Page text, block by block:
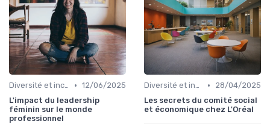
Diversité et inclusion • 12/06/2025
L'impact du leadership
féminin sur le monde
professionnel
Diversité et inclusion •
28/04/2025
Les secrets du comité social
et économique chez L'Oréal